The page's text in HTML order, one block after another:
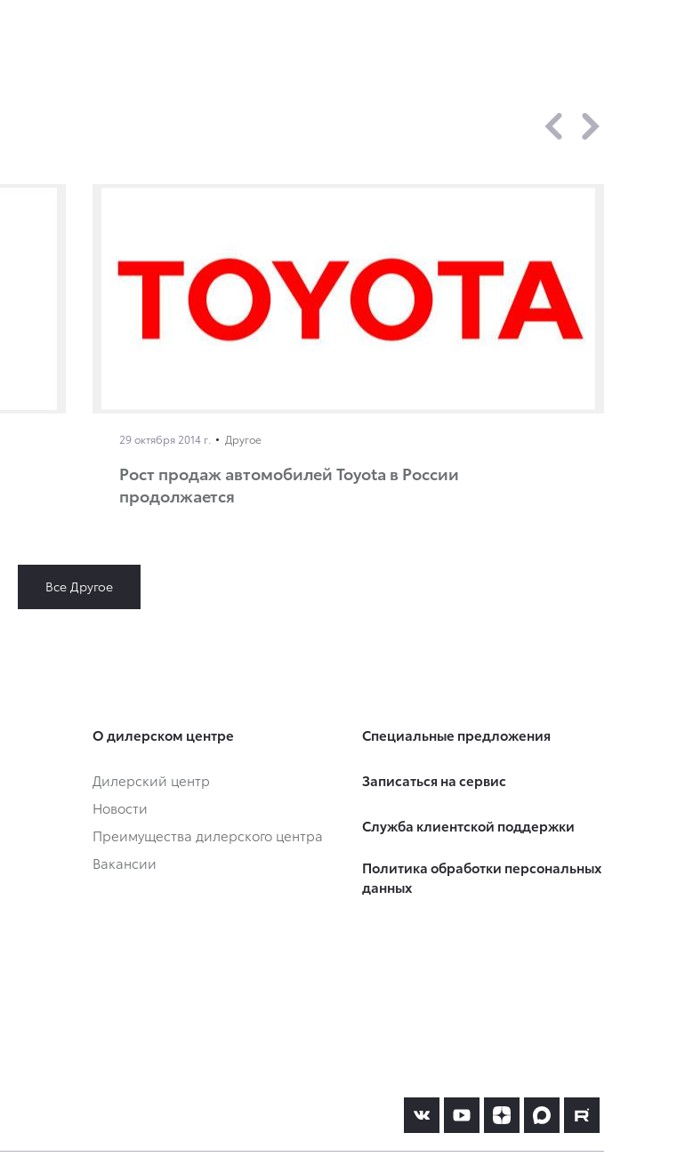
29 октября 2014 г. Другое
Рост продаж автомобилей Toyota в России
продолжается
Все Другое
О дилерском центре
Дилерский центр
Новости
Преимущества дилерского центра
Вакансии
Специальные предложения
Записаться на сервис
Служба клиентской поддержки
Политика обработки персональных
данных